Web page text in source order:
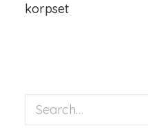
korpset